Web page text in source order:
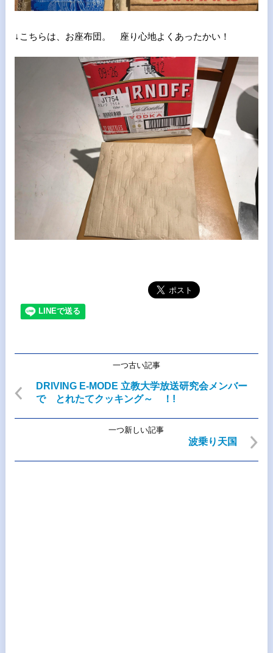
↓こちらは、お座布団。 座り心地よくあったかい！
一つ古い記事
DRIVING E-MODE 立教大学放送研究会メンバー
で とれたてクッキング～ ！!
一つ新しい記事
波乗り天国